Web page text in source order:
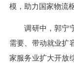
模，助力国家物流
调研中，郭宁宁
需要、带动就业扩
家服务业扩大开放